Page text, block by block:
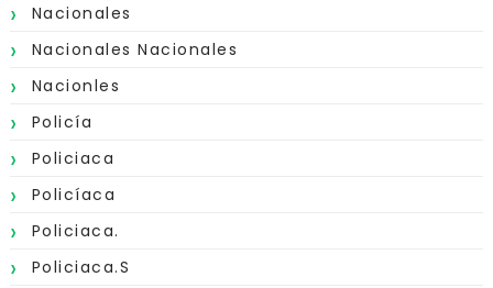
Nacionales
Nacionales Nacionales
Nacionles
Policía
Policiaca
Policíaca
Policiaca.
Policiaca.s